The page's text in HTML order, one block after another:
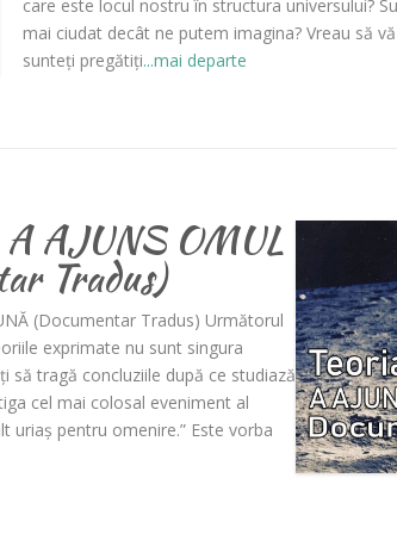
care este locul nostru în structura universului?
mai ciudat decât ne putem imagina? Vreau să
sunteți pregătiți...mai departe
A AJUNS OMUL
Tradus)
(Documentar Tradus) Următorul
exprimate nu sunt singura
să tragă concluziile după ce studiază
cel mai colosal eveniment al
uriaș pentru omenire.” Este vorba